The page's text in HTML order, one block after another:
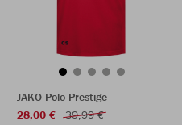
JAKO Polo Prestige
28,00 €
39,99 €